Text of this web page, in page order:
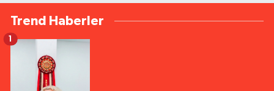
Trend Haberler
1